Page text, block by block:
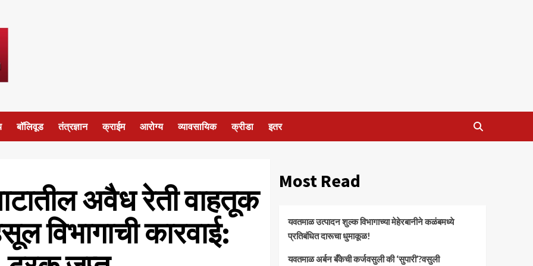
बॉलिवूड तंत्रज्ञान क्राईम आरोग्य व्यावसायिक क्रीडा इतर
अवैध रेती वाहतूक
विभागाची कारवाई:
Most Read
यवतमाळ उत्पादन शुल्क विभागाच्या मेहेरबानीने कळंबमध्ये
प्रतिबंधित दारूचा धुमाकूळ!
​यवतमाळ अर्बन बँकेची कर्जवसुली की ‘सुपारी’?वसुली